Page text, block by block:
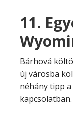
11.
Bárhová
új városba
néhány tipp
kapcsolatban.